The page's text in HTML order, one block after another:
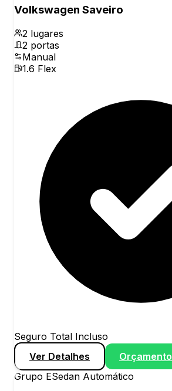
Volkswagen Saveiro
2 lugares
2 portas
Manual
1.6 Flex
Seguro Total Incluso
Ver Detalhes
Orçamento
Grupo ESedan Automático